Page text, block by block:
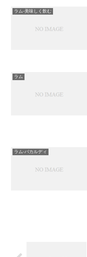
ラム-美味しく飲む
ラム
ラム-バカルディ